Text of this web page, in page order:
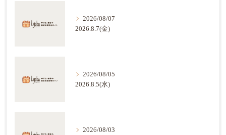
2026/08/07
2026.8.7(金)
2026/08/05
2026.8.5(水)
2026/08/03